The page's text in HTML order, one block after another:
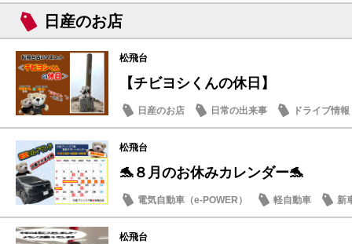
日産のお店
日産のお店
松飛台
【チビヨシくんの休日】
日産のお店 日常の出来事 ドライブ情報
松飛台
🐬８月のお休みカレンダー🐬
電気自動車（e-POWER） 軽自動車
新
日産のお店
松飛台